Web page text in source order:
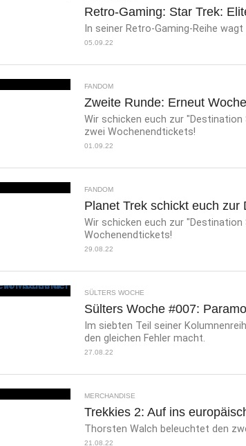
Retro-Gaming: Star Trek:
In seiner Retro-Gaming-Reihe
05.09.22
FANDOM
Zweite Runde: Erneut
Wir schicken euch zur
zwei Wochenendtickets!
01.09.22
FANDOM
Planet Trek schickt euch
Wir schicken euch zur
Wochenendtickets!
29.08.22
SÜLTERS WOCHE
Sülters Woche #007:
Im siebten Teil seiner
den gleichen Fehler macht.
27.08.22
MERCHANDISE
Trekkies 2: Auf ins
Thorsten Walch beleuchtet den
21.08.22